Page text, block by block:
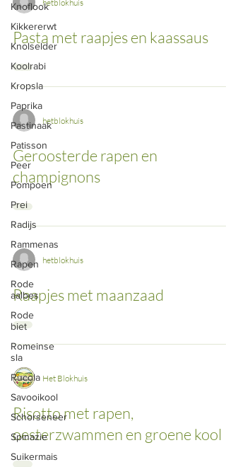
Knoflook
Kikkererwt
Knolselder
Koolrabi
Kropsla
Paprika
Pastinaak
Patisson
Peer
Pompoen
Prei
Radijs
Rammenas
Rapen
Rode
aalbes
Rode
biet
Romeinse
sla
Rucola
Savooikool
Schorseneer
Spinazie
Suikermais
hetblokhuis
Pasta met raapjes en kaassaus
hetblokhuis
Geroosterde rapen en
champignons
hetblokhuis
Raapjes met maanzaad
Het Blokhuis
Risotto met rapen,
oesterzwammen en groene kool